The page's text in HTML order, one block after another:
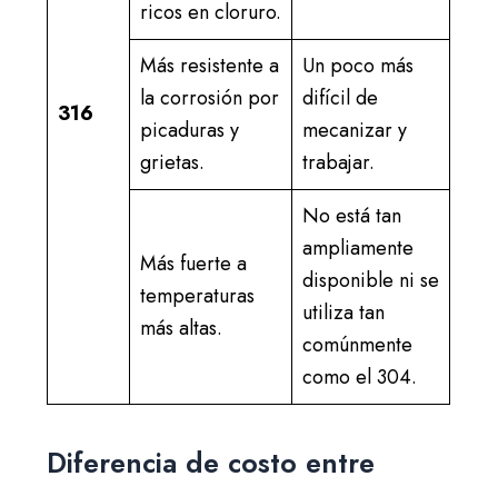
316
ricos en cloruro.
Más resistente a
la corrosión por
picaduras y
grietas.
Un poco más
difícil de
mecanizar y
trabajar.
Más fuerte a
temperaturas
más altas.
No está tan
ampliamente
disponible ni se
utiliza tan
comúnmente
como el 304.
Diferencia de costo entre